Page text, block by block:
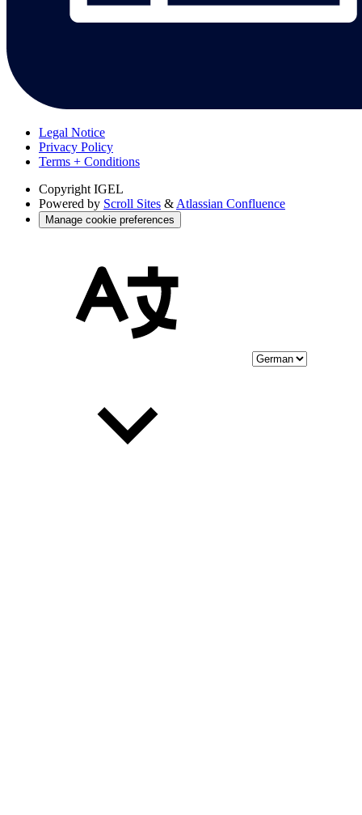
Legal Notice
Privacy Policy
Terms + Conditions
Copyright IGEL
Powered by Scroll Sites & Atlassian Confluence
Manage cookie preferences